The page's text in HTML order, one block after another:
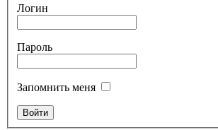
Логин
Пароль
Запомнить меня